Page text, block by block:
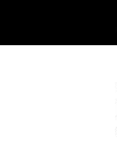
content